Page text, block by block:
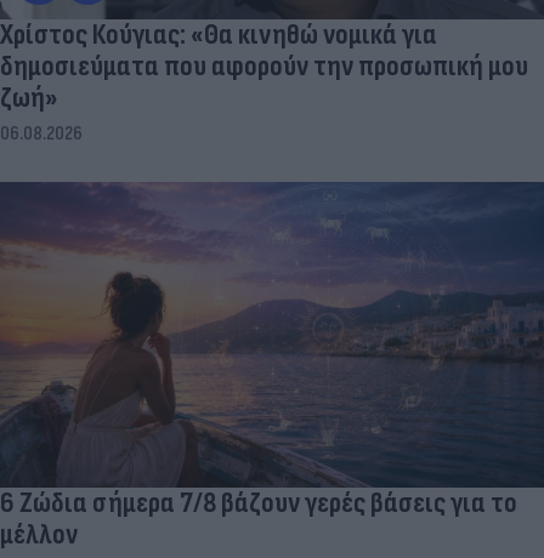
Χρίστος Κούγιας: «Θα κινηθώ νομικά για
δημοσιεύματα που αφορούν την προσωπική μου
ζωή»
06.08.2026
6 Ζώδια σήμερα 7/8 βάζουν γερές βάσεις για το
μέλλον